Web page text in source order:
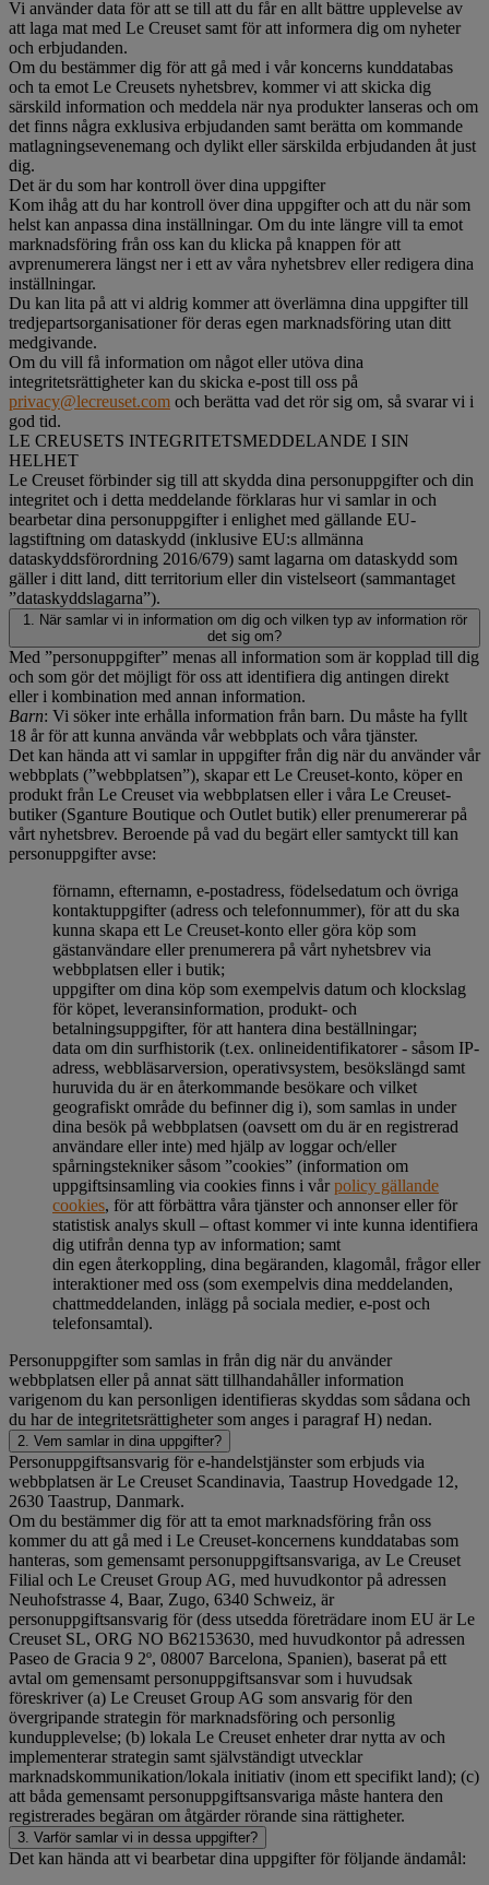
Vi använder data för att se till att du får en allt bättre upplevelse av
att laga mat med Le Creuset samt för att informera dig om nyheter
och erbjudanden.
Om du bestämmer dig för att gå med i vår koncerns kunddatabas
och ta emot Le Creusets nyhetsbrev, kommer vi att skicka dig
särskild information och meddela när nya produkter lanseras och om
det finns några exklusiva erbjudanden samt berätta om kommande
matlagningsevenemang och dylikt eller särskilda erbjudanden åt just
dig.
Det är du som har kontroll över dina uppgifter
Kom ihåg att du har kontroll över dina uppgifter och att du när som
helst kan anpassa dina inställningar. Om du inte längre vill ta emot
marknadsföring från oss kan du klicka på knappen för att
avprenumerera längst ner i ett av våra nyhetsbrev eller redigera dina
inställningar.
Du kan lita på att vi aldrig kommer att överlämna dina uppgifter till
tredjepartsorganisationer för deras egen marknadsföring utan ditt
medgivande.
Om du vill få information om något eller utöva dina
integritetsrättigheter kan du skicka e-post till oss på
privacy@lecreuset.com och berätta vad det rör sig om, så svarar vi i
god tid.
LE CREUSETS INTEGRITETSMEDDELANDE I SIN
HELHET
Le Creuset förbinder sig till att skydda dina personuppgifter och din
integritet och i detta meddelande förklaras hur vi samlar in och
bearbetar dina personuppgifter i enlighet med gällande EU-
lagstiftning om dataskydd (inklusive EU:s allmänna
dataskyddsförordning 2016/679) samt lagarna om dataskydd som
gäller i ditt land, ditt territorium eller din vistelseort (sammantaget
”dataskyddslagarna”).
1. När samlar vi in information om dig och vilken typ av information rör
det sig om?
Med ”personuppgifter” menas all information som är kopplad till dig
och som gör det möjligt för oss att identifiera dig antingen direkt
eller i kombination med annan information.
Barn: Vi söker inte erhålla information från barn. Du måste ha fyllt
18 år för att kunna använda vår webbplats och våra tjänster.
Det kan hända att vi samlar in uppgifter från dig när du använder vår
webbplats (”webbplatsen”), skapar ett Le Creuset-konto, köper en
produkt från Le Creuset via webbplatsen eller i våra Le Creuset-
butiker (Sganture Boutique och Outlet butik) eller prenumererar på
vårt nyhetsbrev. Beroende på vad du begärt eller samtyckt till kan
personuppgifter avse:
förnamn, efternamn, e-postadress, födelsedatum och övriga
kontaktuppgifter (adress och telefonnummer), för att du ska
kunna skapa ett Le Creuset-konto eller göra köp som
gästanvändare eller prenumerera på vårt nyhetsbrev via
webbplatsen eller i butik;
uppgifter om dina köp som exempelvis datum och klockslag
för köpet, leveransinformation, produkt- och
betalningsuppgifter, för att hantera dina beställningar;
data om din surfhistorik (t.ex. onlineidentifikatorer - såsom IP-
adress, webbläsarversion, operativsystem, besökslängd samt
huruvida du är en återkommande besökare och vilket
geografiskt område du befinner dig i), som samlas in under
dina besök på webbplatsen (oavsett om du är en registrerad
användare eller inte) med hjälp av loggar och/eller
spårningstekniker såsom ”cookies” (information om
uppgiftsinsamling via cookies finns i vårpolicy gällande
cookies, för att förbättra våra tjänster och annonser eller för
statistisk analys skull – oftast kommer vi inte kunna identifiera
dig utifrån denna typ av information; samt
din egen återkoppling, dina begäranden, klagomål, frågor eller
interaktioner med oss (som exempelvis dina meddelanden,
chattmeddelanden, inlägg på sociala medier, e-post och
telefonsamtal).
Personuppgifter som samlas in från dig när du använder
webbplatsen eller på annat sätt tillhandahåller information
varigenom du kan personligen identifieras skyddas som sådana och
du har de integritetsrättigheter som anges i paragraf H) nedan.
2. Vem samlar in dina uppgifter?
Personuppgiftsansvarig för e-handelstjänster som erbjuds via
webbplatsen är Le Creuset Scandinavia, Taastrup Hovedgade 12,
2630 Taastrup, Danmark.
Om du bestämmer dig för att ta emot marknadsföring från oss
kommer du att gå med i Le Creuset-koncernens kunddatabas som
hanteras, som gemensamt personuppgiftsansvariga, av Le Creuset
Filial och Le Creuset Group AG, med huvudkontor på adressen
Neuhofstrasse 4, Baar, Zugo, 6340 Schweiz, är
personuppgiftsansvarig för (dess utsedda företrädare inom EU är Le
Creuset SL, ORG NO B62153630, med huvudkontor på adressen
Paseo de Gracia 9 2º, 08007 Barcelona, Spanien), baserat på ett
avtal om gemensamt personuppgiftsansvar som i huvudsak
föreskriver (a) Le Creuset Group AG som ansvarig för den
övergripande strategin för marknadsföring och personlig
kundupplevelse; (b) lokala Le Creuset enheter drar nytta av och
implementerar strategin samt självständigt utvecklar
marknadskommunikation/lokala initiativ (inom ett specifikt land); (c)
att båda gemensamt personuppgiftsansvariga måste hantera den
registrerades begäran om åtgärder rörande sina rättigheter.
3. Varför samlar vi in dessa uppgifter?
Det kan hända att vi bearbetar dina uppgifter för följande ändamål: